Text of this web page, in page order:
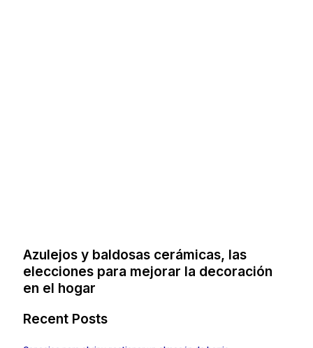
Azulejos y baldosas cerámicas, las
elecciones para mejorar la decoración
en el hogar
Recent Posts